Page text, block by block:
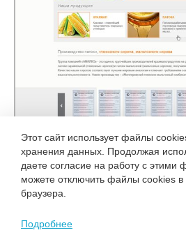
Этот сайт использует файлы
хранения данных. Продолжая
даете согласие на работу с этими
можете отключить файлы cookies в
браузера.
Подробнее